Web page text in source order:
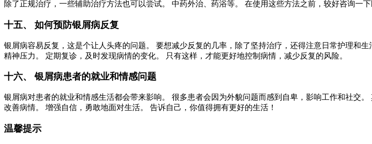
除了正规治疗，一些辅助治疗方法也可以尝试。 中药外治、药浴等。 在使用这些方法之前，较好咨询一
十五、 如何预防银屑病反复
银屑病容易反复，这是个让人头疼的问题。 要想减少反复的几率，除了坚持治疗，还得注意日常护理和
精神压力。 定期复诊，及时发现病情的变化。 只有这样，才能更好地控制病情，减少反复的风险。
十六、 银屑病患者的就业和情感问题
银屑病对患者的就业和情感生活都会带来影响。 很多患者会因为外貌问题而感到自卑，影响工作和社交
改善病情。 增强自信，勇敢地面对生活。 告诉自己，你值得拥有更好的生活！
温馨提示